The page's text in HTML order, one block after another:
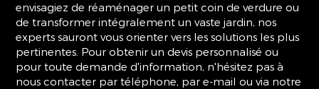
envisagiez de réaménager un petit coin de verdure ou
de transformer intégralement un vaste jardin, nos
experts sauront vous orienter vers les solutions les plus
pertinentes. Pour obtenir un devis personnalisé ou
pour toute demande d'information, n'hésitez pas à
nous contacter par téléphone, par e-mail ou via notre